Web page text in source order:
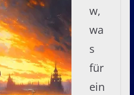
w,
wa
s
für
ein